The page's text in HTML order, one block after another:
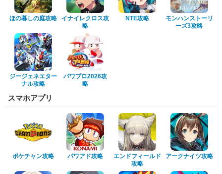
ほの暮しの庭攻略
イナイレクロス攻
略
NTE攻略
モンハンストーリ
ーズ3攻略
ジージェネエター
ナル攻略
パワプロ2026攻
略
スマホアプリ
ポケチャン攻略 パワアド攻略
エンドフィールド
攻略
アークナイツ攻略